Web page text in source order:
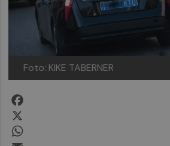
Foto: KIKE TABERNER